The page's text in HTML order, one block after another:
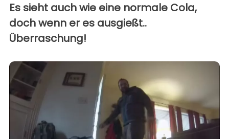
Es sieht auch wie eine normale Cola,
doch wenn er es ausgießt..
Überraschung!